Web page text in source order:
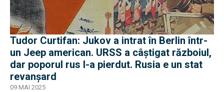
Tudor Curtifan: Jukov a intrat în Berlin într-
un Jeep american. URSS a câștigat războiul,
dar poporul rus l-a pierdut. Rusia e un stat
revanșard
09 MAI 2025